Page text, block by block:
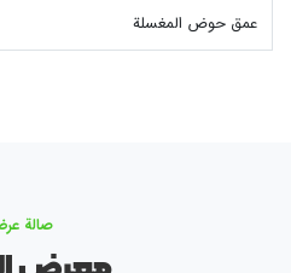
عمق حوض المغسلة
صالة